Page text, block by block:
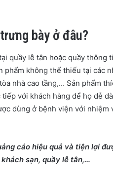
bày ở đâu?
quầy lễ tân hoặc quầy thông
phẩm không thể thiếu tại các
nhà cao tầng,… Sản phẩm
với khách hàng để họ dễ
dùng ở bệnh viện với nhiệm
cáo hiệu quả và tiện lợi
sạn, quầy lễ tân,…